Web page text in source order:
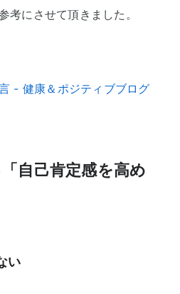
考にさせて頂きました。
- 健康＆ポジティブブログ
自己肯定感を高め
い